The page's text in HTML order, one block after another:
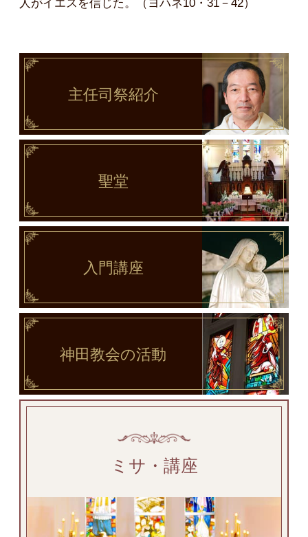
人がイエスを信じた。（ヨハネ10・31－42）
主任司祭紹介
聖堂
入門講座
神田教会の活動
ミサ・講座